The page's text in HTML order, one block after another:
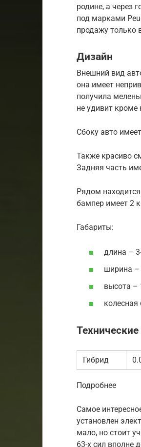
родине, а через
под марками
продажу только
Дизайн
Внешний вид
она имеет
получила
не удивит кроме
Сбоку авто
Также красиво
Задняя часть
Рядом
бампер имеет 2
Габариты:
длина –
ширина
высота –
Гибрид
Подробнее
Самое
установлен
мало, но стоит
63-х сил вполне